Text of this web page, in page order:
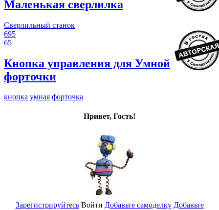
Маленькая сверлилка
Сверлильный станок
695
65
Кнопка управления для Умной
форточки
кнопка умная форточка
Привет, Гость!
Зарегистрируйтесь Войти Добавьте самоделку Добавьте